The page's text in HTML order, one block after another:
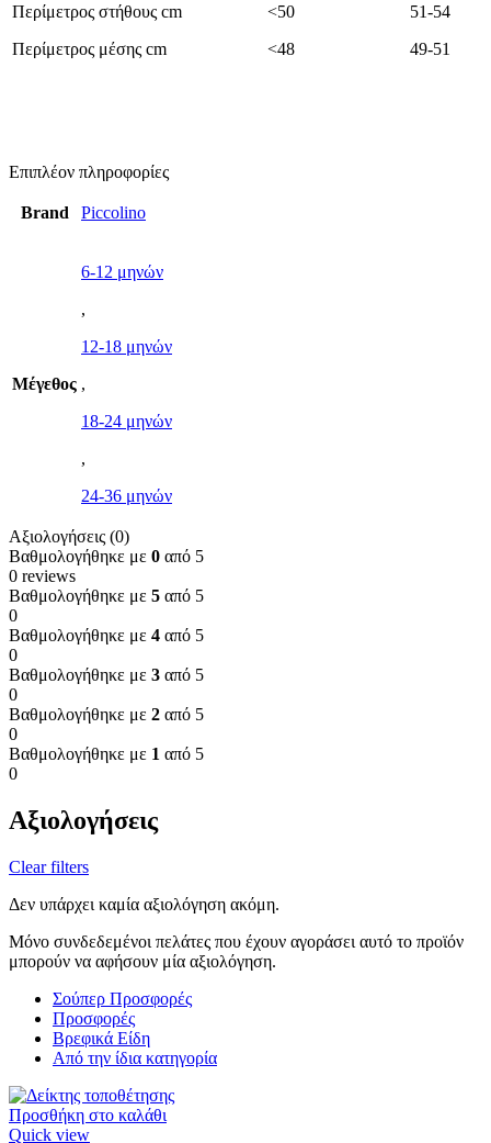
Περίμετρος στήθους cm
<50
51-54
Περίμετρος μέσης cm
<48 49-51
Επιπλέον πληροφορίες
Brand Piccolino
Μέγεθος
6-12 μηνών
,
12-18 μηνών
,
18-24 μηνών
,
24-36 μηνών
Αξιολογήσεις (0)
Βαθμολογήθηκε με 0 από 5
0 reviews
Βαθμολογήθηκε με 5 από 5
0
Βαθμολογήθηκε με 4 από 5
0
Βαθμολογήθηκε με 3 από 5
0
Βαθμολογήθηκε με 2 από 5
0
Βαθμολογήθηκε με 1 από 5
0
Αξιολογήσεις
Clear filters
Δεν υπάρχει καμία αξιολόγηση ακόμη.
Μόνο συνδεδεμένοι πελάτες που έχουν αγοράσει αυτό το προϊόν
μπορούν να αφήσουν μία αξιολόγηση.
Σούπερ Προσφορές
Προσφορές
Βρεφικά Είδη
Από την ίδια κατηγορία
Προσθήκη στο καλάθι
Quick view